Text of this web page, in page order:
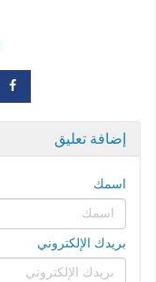
إضافة تعليق
اسمك
بريدك الإلكتروني